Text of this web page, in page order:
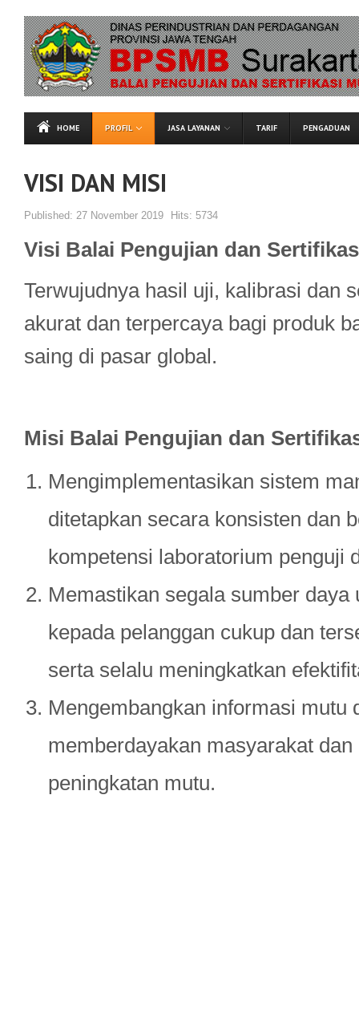
HOME PROFIL JASA LAYANAN TARIF PENGADUAN
VISI DAN MISI
Published: 27 November 2019 Hits: 5734
Visi Balai Pengujian dan
Terwujudnya hasil uji, kalibrasi dan
akurat dan terpercaya bagi produk
saing di pasar global.
Misi Balai Pengujian dan
Mengimplementasikan sistem
ditetapkan secara konsisten dan
kompetensi laboratorium penguji
Memastikan segala sumber daya
kepada pelanggan cukup dan
serta selalu meningkatkan
Mengembangkan informasi mutu
memberdayakan masyarakat
peningkatan mutu.